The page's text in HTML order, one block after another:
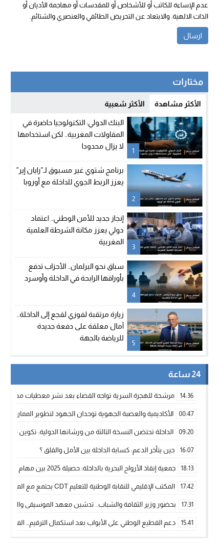
عدم الإساءة للكاتب أو للأشخاص أو للمقدسات أو مهاجمة الأديان أو
الذات الالهية. والابتعاد عن التحريض الطائفي والعنصري والشتائم.
مختارات
الأكثر مشاهدة الأكثر شعبية
1
البنك الدولي: التكنولوجيا حاضرة في
المقاولات المغربية.. لكن استخدامها
لا يزال محدودا
2
برنامج شتوي غير مسبوق لـ”رايان إير”
يعزز الربط الجوي للداخلة مع أوروبا
3
إنجاز جديد للأمن الوطني.. اعتماد
دولي يعزز مكانة الشرطة العلمية
المغربية
4
سباق نحو البرلمان.. الأحزاب تدفع
بأوراقها الرابحة في الداخلة وأوسرد
5
زيارة مرتقبة لفوزي لقجع إلى الداخلة..
آمال معلقة على دفعة جديدة
للرياضة بالجهة
24 ساعة
14:36 مرشحة للهجرة السرية تواجه القضاء بعد نشر معطيات مضللة
00:47 الأكاديمية والعصبة الجهوية توحدان الجهود لتطوير الممارسة
09:20 الداخلة تحتضن النسخة الثالثة من ورشاتها الدولية: تكوين
16:07 حين يتأخر الدعم: كسابة الداخلة بين الأمل والقلق ؟
18:13 جمعية إنقاذ الأرواح البحرية بالداخلة: حصيلة 2025 بين مهام الإنقاذ ومشروع “دار البحار”
17:42 المكتب الإقليمي للنقابة الوطنية للتعليم CDT يجتمع مع المدير الإقليمي لمناقشة ملفات جوهرية لنساء ورجال التعليم
17:31 بحضور وزير الثقافة والشباب.. تدشين معهد الموسيقى والفنون
15:41 دعم القطيع الوطني على الأبواب بعد استكمال الترقيم…